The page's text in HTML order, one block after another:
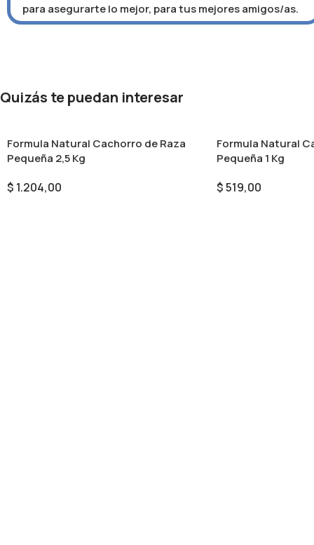
para asegurarte lo mejor, para tus mejores amigos/as.
Quizás te puedan interesar
Formula Natural Cachorro de Raza
Pequeña 2,5 Kg
$ 1.204,00
Formula Natural
Pequeña 1 Kg
$519,00